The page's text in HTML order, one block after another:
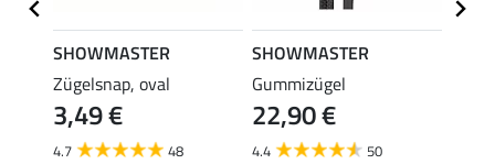
SHOWMASTER
Zügelsnap, oval
3,49 €
4.7 48
SHOWMASTER
Gummizügel
22,90 €
4.4 50